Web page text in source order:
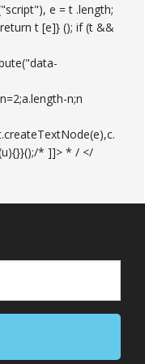
e = t .length;
t [e]} (); if (t &&
n;n
* ]]> * / </